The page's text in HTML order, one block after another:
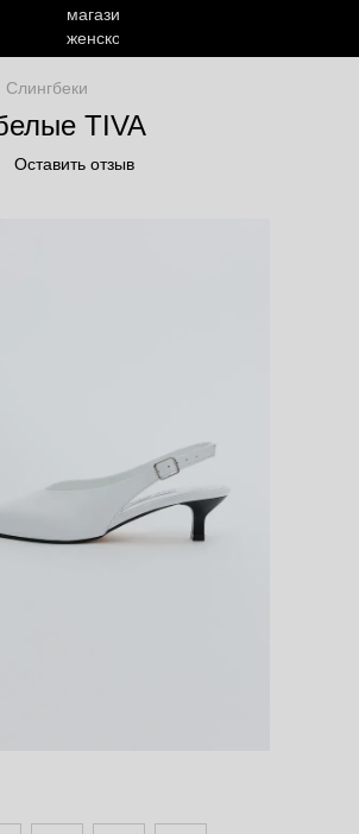
Слингбеки
TIVA
Оставить отзыв